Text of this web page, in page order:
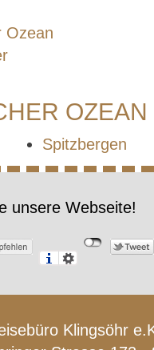
Ozean
OZEAN
Spitzbergen
unsere Webseite!
Klingsöhr